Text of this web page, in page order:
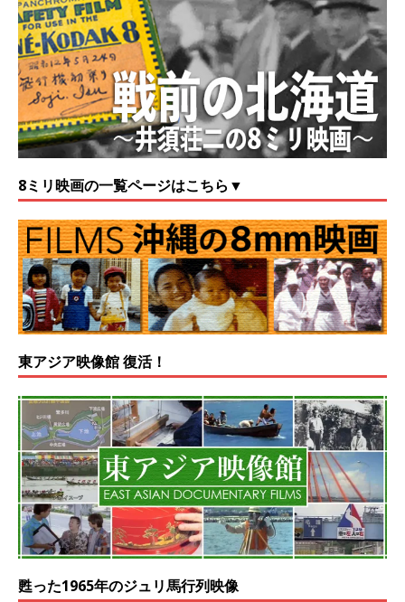
8ミリ映画の一覧ページはこちら▼
東アジア映像館 復活！
甦った1965年のジュリ馬行列映像